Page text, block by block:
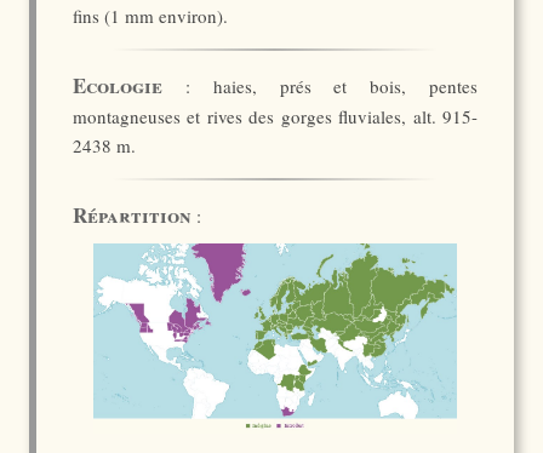
fins (1 mm environ).
Ecologie : haies, prés et bois, pentes
montagneuses et rives des gorges fluviales, alt. 915-
2438 m.
Répartition :